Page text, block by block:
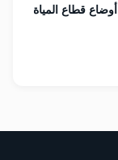
قطاع المياة